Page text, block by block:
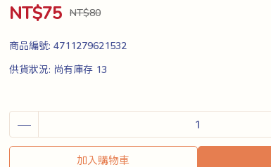
NT$75 NT$80
商品編號: 4711279621532
供貨狀況: 尚有庫存 13
加入購物車